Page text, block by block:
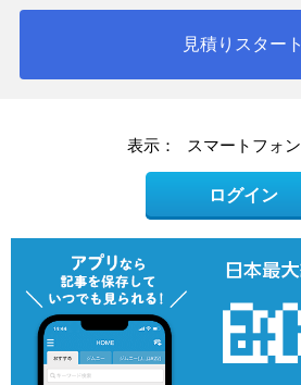
見積りスタート
表示： スマートフォン
ログイン